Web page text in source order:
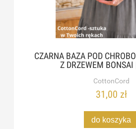
CZARNA BAZA POD
Z DRZEWEM
CottonCord
31,00 zł
do koszyka